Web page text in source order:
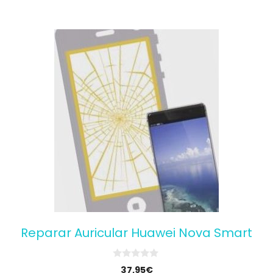
Reparar Auricular Huawei Nova Smart
37,95€